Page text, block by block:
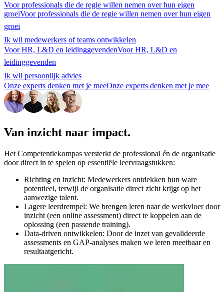
Voor professionals die de regie willen nemen over hun eigen
groeiVoor professionals die de regie willen nemen over hun eigen
groei
Ik wil medewerkers of teams ontwikkelen
Voor HR, L&D en leidinggevendenVoor HR, L&D en
leidinggevenden
Ik wil persoonlijk advies
Onze experts denken met je meeOnze experts denken met je mee
Van inzicht naar impact.
Het Competentiekompas versterkt de professional én de organisatie
door direct in te spelen op essentiële leervraagstukken:
Richting en inzicht: Medewerkers ontdekken hun ware
potentieel, terwijl de organisatie direct zicht krijgt op het
aanwezige talent.
Lagere leerdrempel: We brengen leren naar de werkvloer door
inzicht (een online assessment) direct te koppelen aan de
oplossing (een passende training).
Data-driven ontwikkelen: Door de inzet van gevalideerde
assessments en GAP-analyses maken we leren meetbaar en
resultaatgericht.